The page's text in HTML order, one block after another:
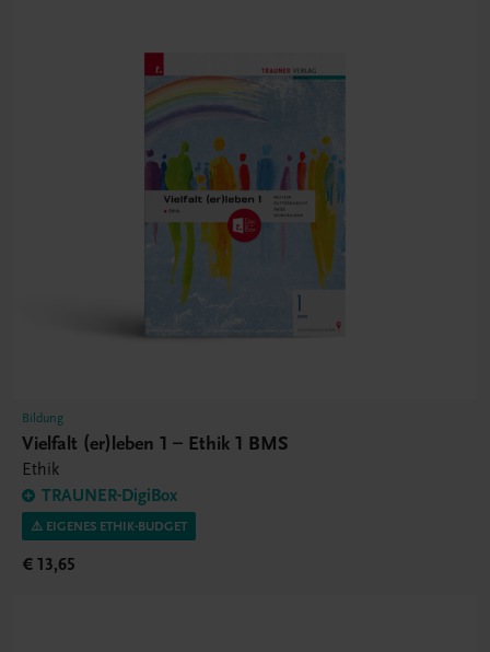
Bildung
Vielfalt (er)leben 1 – Ethik 1 BMS
Ethik
TRAUNER-DigiBox
⚠️ EIGENES ETHIK-BUDGET
€ 13,65